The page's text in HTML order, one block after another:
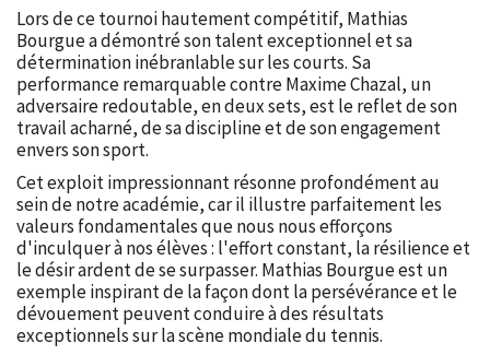
Lors de ce tournoi hautement compétitif, Mathias
Bourgue a démontré son talent exceptionnel et sa
détermination inébranlable sur les courts. Sa
performance remarquable contre Maxime Chazal, un
adversaire redoutable, en deux sets, est le reflet de son
travail acharné, de sa discipline et de son engagement
envers son sport.
Cet exploit impressionnant résonne profondément au
sein de notre académie, car il illustre parfaitement les
valeurs fondamentales que nous nous efforçons
d'inculquer à nos élèves : l'effort constant, la résilience et
le désir ardent de se surpasser. Mathias Bourgue est un
exemple inspirant de la façon dont la persévérance et le
dévouement peuvent conduire à des résultats
exceptionnels sur la scène mondiale du tennis.